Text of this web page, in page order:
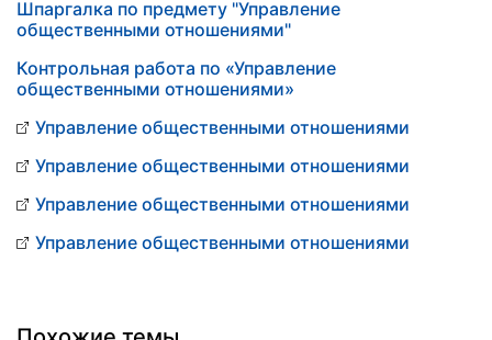
Шпаргалка по предмету "Управление
общественными отношениями"
Контрольная работа по «Управление
общественными отношениями»
Управление общественными отношениями
Управление общественными отношениями
Управление общественными отношениями
Управление общественными отношениями